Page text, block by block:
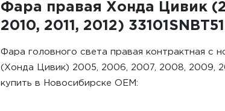
Фара правая Хонда Цивик
2010, 2011, 2012) 33101SNBT51
Фара головного света правая контрактная с
(Хонда Цивик) 2005, 2006, 2007, 2008, 2009,
купить в Новосибирске ОЕМ: